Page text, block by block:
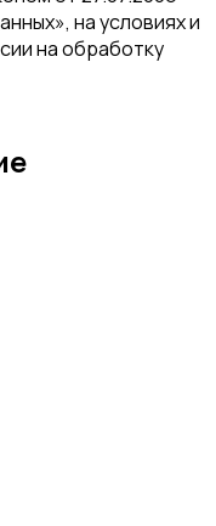
на условиях и
на обработку